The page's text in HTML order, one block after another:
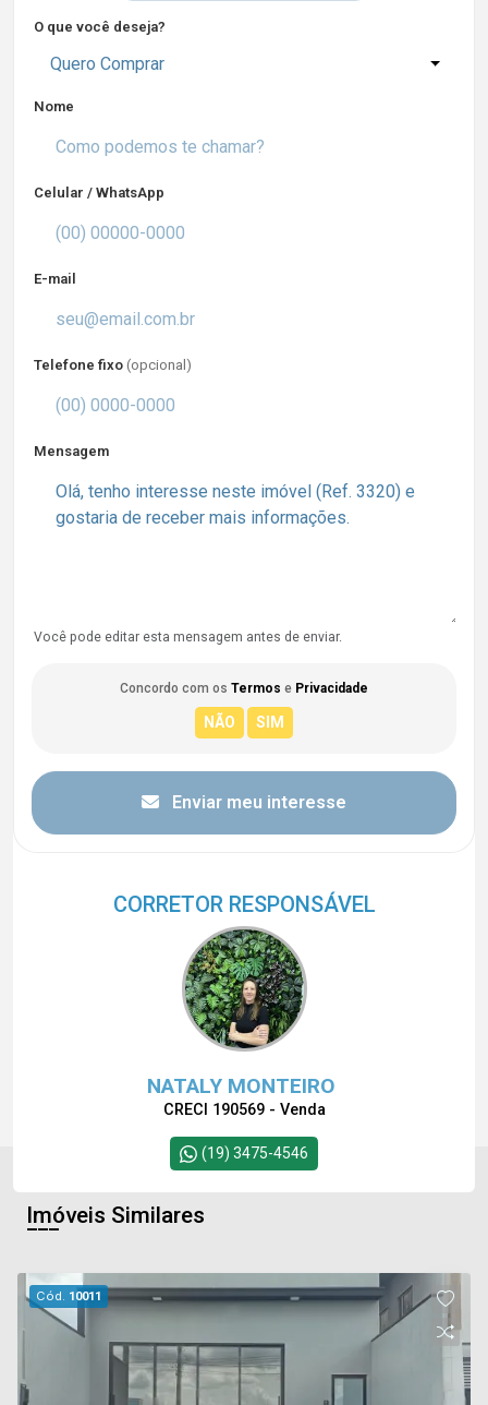
O que você deseja?
Quero Comprar
Nome
Celular / WhatsApp
E-mail
Telefone fixo (opcional)
Mensagem
Você pode editar esta mensagem antes de enviar.
Concordo com os Termos e Privacidade
Enviar meu interesse
CORRETOR RESPONSÁVEL
NATALY MONTEIRO
CRECI 190569 - Venda
(19) 3475-4546
Imóveis Similares
Cód. 10011